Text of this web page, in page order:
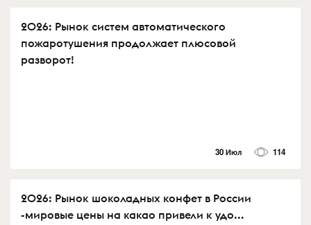
2026: Рынок систем автоматического
пожаротушения продолжает плюсовой
разворот!
30 Июл 114
2026: Рынок шоколадных конфет в России
-мировые цены на какао привели к удо...